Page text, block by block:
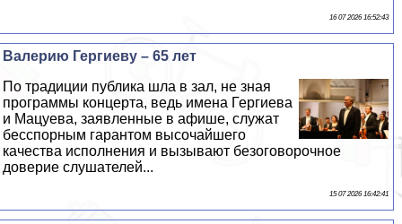
16 07 2026 16:52:43
Валерию Гергиеву – 65 лет
По традиции публика шла в зал, не зная
программы концерта, ведь имена Гергиева
и Мацуева, заявленные в афише, служат
бесспopным гарантом высочайшего
качества исполнения и вызывают безоговорочное
доверие слушателей...
15 07 2026 16:42:41